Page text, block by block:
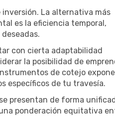
La alternativa más
es la eficiencia temporal,
con cierta adaptabilidad
la posibilidad de
de cotejo
específicos de tu travesía.
presentan de forma
ponderación equitativa